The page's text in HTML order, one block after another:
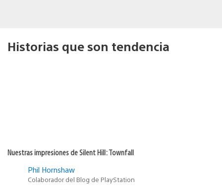
Historias que son tendencia
Nuestras impresiones de Silent Hill: Townfall
Phil Hornshaw
Colaborador del Blog de PlayStation